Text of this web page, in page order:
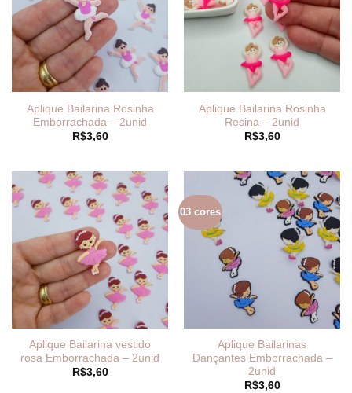
Aplique Bailarina Rosinha
Emborrachada – 2unid
R$3,60
Aplique Bailarina Rosinha
Resina – 2unid
R$3,60
Aplique Bailarina vestido
rosa Emborrachada – 2unid
R$3,60
03 cores
Aplique Bailarinas
Dançantes Emborrachada –
2unid
R$3,60